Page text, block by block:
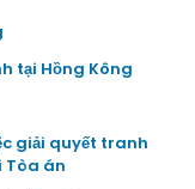
tại Hồng Kông
giải quyết tranh
Tòa án